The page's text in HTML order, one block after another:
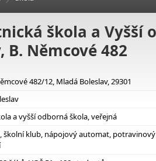
škola a Vyšší
B. Němcové 482
482/12, Mladá Boleslav, 29301
a vyšší odborná škola, veřejná
školní klub, nápojový automat,